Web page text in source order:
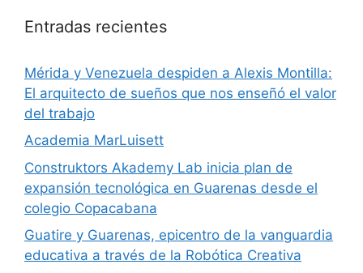
Entradas recientes
​Mérida y Venezuela despiden a Alexis Montilla:
El arquitecto de sueños que nos enseñó el valor
del trabajo
Academia MarLuisett
Construktors Akademy Lab inicia plan de
expansión tecnológica en Guarenas desde el
colegio Copacabana
Guatire y Guarenas, epicentro de la vanguardia
educativa a través de la Robótica Creativa